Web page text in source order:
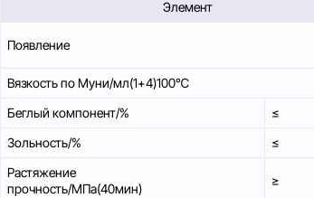
Элемент
Появление
Вязкость по Муни/мл(1+4)100℃
Беглый компонент/%
≤
Зольность/%
≤
Растяжение
прочность/МПа(40мин)
≥